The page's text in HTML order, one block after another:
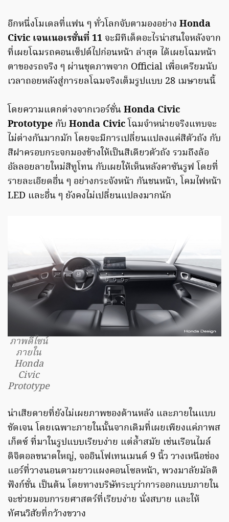
อีกหนึ่งโมเดลที่แฟน ๆ ทั่วโลกจับตามองอย่าง Honda
Civic เจนเนอเรชั่นที่ 11 จะมีทีเด็ดอะไรน่าสนใจหลังจาก
ที่เผยโฉมรถคอนเซ็ปต์ไปก่อนหน้า ล่าสุด ได้เผยโฉมหน้า
ตาของรถจริง ๆ ผ่านชุดภาพจาก Official เพื่อเตรียมนับ
เวลาถอยหลังสู่การยลโฉมจริงเต็มรูปแบบ 28 เมษายนนี้
โดยความแตกต่างจากเวอร์ชั่นHonda Civic
Prototype กับ Honda Civic โฉมจำหน่ายจริงแทบจะ
ไม่ต่างกันมากมัก โดยจะมีการเปลี่ยนแปลงแค่สีตัวถัง กับ
สีฝาครอบกระจกมองข้างให้เป็นสีเดียวตัวถัง รวมถึงล้อ
อัลลอยลายใหม่สีทูโทน กับเผยให้เห็นหลังคาซันรูฟ โดยที่
รายละเอียดอื่น ๆ อย่างกระจังหน้า กันชนหน้า, โคมไฟหน้า
LED และอื่น ๆ ยังคงไม่เปลี่ยนแปลงมากนัก
ภาพดีไซน์
ภายใน
Honda
Civic
Prototype
น่าเสียดายที่ยังไม่เผยภาพของด้านหลัง และภายในแบบ
ชัดเจน โดยเฉพาะภายในนั้นจากเดิมที่เผยเพียงแค่ภาพส
เก็ตซ์ ที่มาในรูปแบบเรียบง่าย แต่ล้ำสมัย เช่นเรือนไมล์
ดิจิตอลขนาดใหญ่, จออินโฟเทนเมนต์ 9 นิ้ว วางเหนือช่อง
แอร์ที่วางนอนตามยาวแผงคอนโซลหน้า, พวงมาลัยมัลติ
ฟังก์ชั่น เป็นต้น โดยทางบริษัทระบุว่าการออกแบบภายใน
จะช่วยมอบการยศาสตร์ที่เรียบง่าย นั่งสบาย และให้
ทัศนวิสัยที่กว้างขวาง